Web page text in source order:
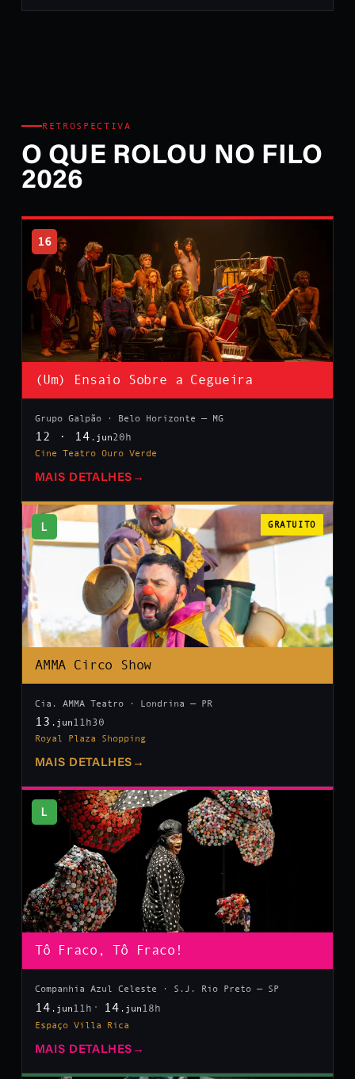
RETROSPECTIVA
O QUE ROLOU NO FILO
2026
16
(Um) Ensaio Sobre a Cegueira
Grupo Galpão · Belo Horizonte — MG
12 · 14 .jun20h
Cine Teatro Ouro Verde
MAIS DETALHES →
L GRATUITO
AMMA Circo Show
Cia. AMMA Teatro · Londrina — PR
13 .jun 11h30
Royal Plaza Shopping
MAIS DETALHES →
L
Tô Fraco, Tô Fraco!
Companhia Azul Celeste · S.J. Rio Preto — SP
14 .jun 11h 14 .jun 18h
Espaço Villa Rica
MAIS DETALHES →